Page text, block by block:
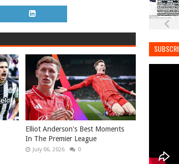
Elliot Anderson's Best Moments
In The Premier League
July 06, 2026 0